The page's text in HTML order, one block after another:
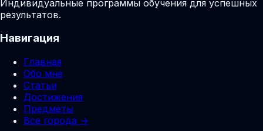
Индивидуальные программы обучения для успешных
результатов.
Навигация
Главная
Обо мне
Статьи
Достижения
Предметы
Все города →